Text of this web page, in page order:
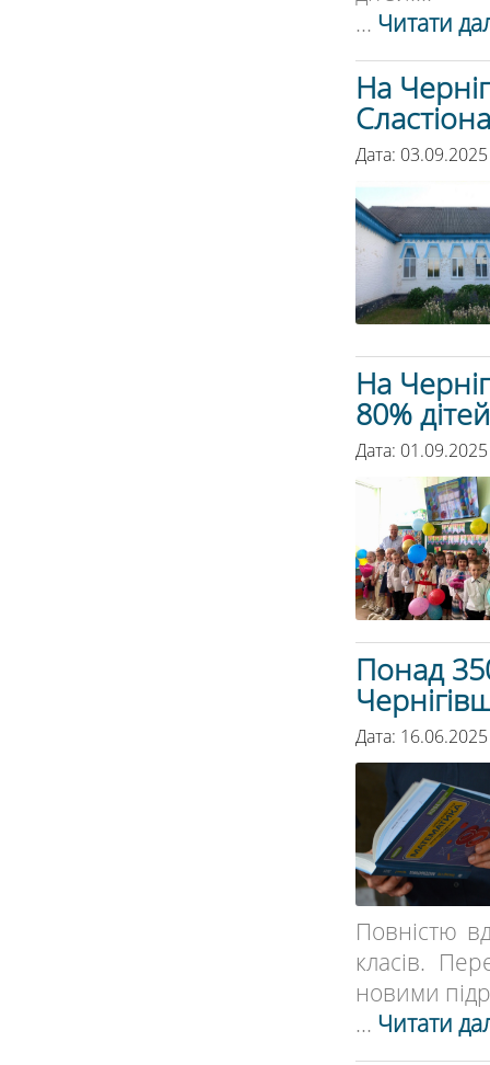
... Читати
На
Сластіона
Дата:
На
80% дітей
Дата:
Понад
Дата:
Повністю
класів.
новими
... Читати